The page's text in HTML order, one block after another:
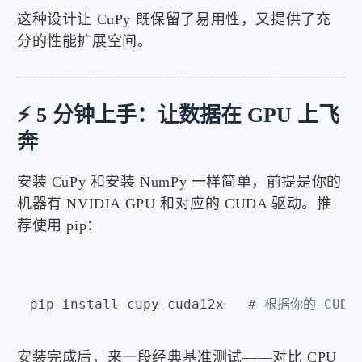
这种设计让 CuPy 既保留了易用性，又提供了充
分的性能扩展空间。
⚡ 5 分钟上手：让数据在 GPU 上飞
奔
安装 CuPy 和安装 NumPy 一样简单，前提是你的
机器有 NVIDIA GPU 和对应的 CUDA 驱动。推
荐使用 pip：
pip install cupy-cuda12x # 根据你的
安装完成后，来一段经典基准测试——对比 CPU